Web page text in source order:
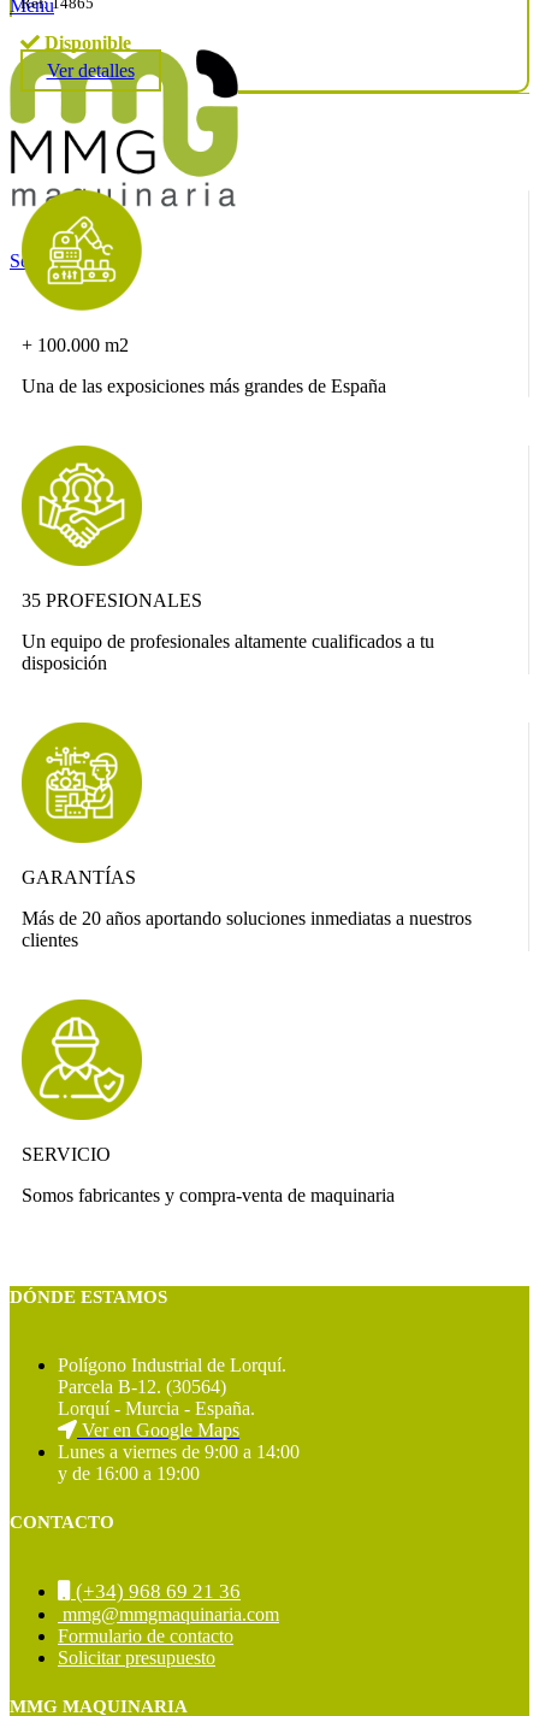
Menu
Search
Disponible
Ver detalles
+ 100.000 m2
Una de las exposiciones más grandes de España
35 PROFESIONALES
Un equipo de profesionales altamente cualificados a tu
disposición
GARANTÍAS
Más de 20 años aportando soluciones inmediatas a nuestros
clientes
SERVICIO
Somos fabricantes y compra-venta de maquinaria
DÓNDE ESTAMOS
Polígono Industrial de Lorquí.
Parcela B-12. (30564)
Lorquí - Murcia - España.
Ver en Google Maps
Lunes a viernes de 9:00 a 14:00
y de 16:00 a 19:00
CONTACTO
(+34) 968 69 21 36
mmg@mmgmaquinaria.com
Formulario de contacto
Solicitar presupuesto
MMG MAQUINARIA